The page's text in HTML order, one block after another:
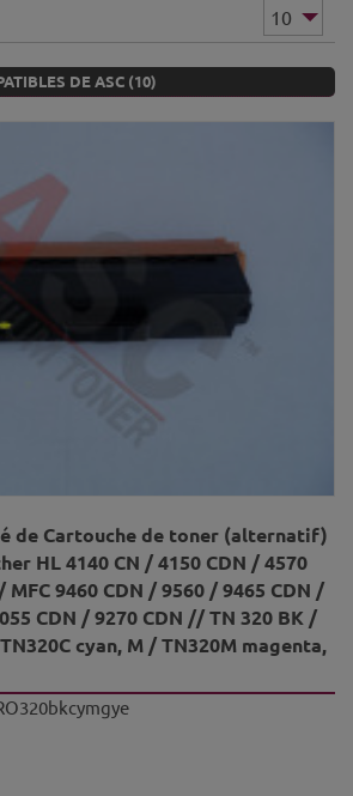
DE ASC (10)
de Cartouche de toner (alternatif)
HL 4140 CN / 4150 CDN / 4570
MFC 9460 CDN / 9560 / 9465 CDN /
CDN / 9270 CDN // TN 320 BK /
cyan, M / TN320M magenta,